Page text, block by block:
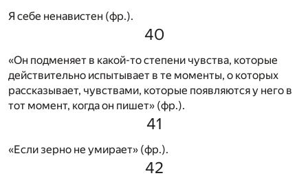
Я себе ненавистен (фр.).
40
«Он подменяет в какой-то степени чувства, которые
действительно испытывает в те моменты, о которых
рассказывает, чувствами, которые появляются у него в
тот момент, когда он пишет» (фр.).
41
«Если зерно не умирает» (фр.).
42